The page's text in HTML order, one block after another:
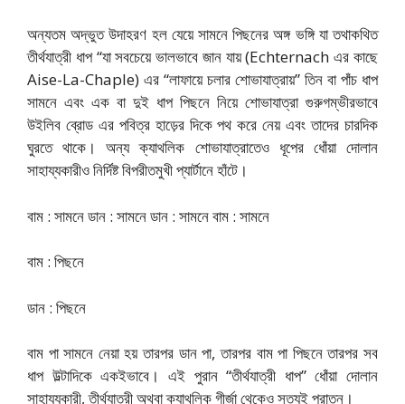
অন্যতম অদ্ভুত উদাহরণ হল যেয়ে সামনে পিছনের অঙ্গ ভঙ্গি যা তথাকথিত
তীর্থযাত্রী ধাপ “যা সবচেয়ে ভালভাবে জান যায় (Echternach এর কাছে
Aise-La-Chaple) এর “লাফায়ে চলার শোভাযাত্রায়” তিন বা পাঁচ ধাপ
সামনে এবং এক বা দুই ধাপ পিছনে নিয়ে শোভাযাত্রা গুরুগম্ভীরভাবে
উইলিব ব্রোড এর পবিত্র হাড়ের দিকে পথ করে নেয় এবং তাদের চারদিক
ঘুরতে থাকে। অন্য ক্যাথলিক শোভাযাত্রাতেও ধূপের ধোঁয়া দোলান
সাহায্যকারীও নির্দিষ্ট বিপরীতমুখী প্যার্টানে হাঁটে।
বাম : সামনে ডান : সামনে ডান : সামনে বাম : সামনে
বাম : পিছনে
ডান : পিছনে
বাম পা সামনে নেয়া হয় তারপর ডান পা, তারপর বাম পা পিছনে তারপর সব
ধাপ উল্টাদিকে একইভাবে। এই পুরান “তীর্থযাত্রী ধাপ” ধোঁয়া দোলান
সাহায্যকারী, তীর্থযাত্রী অথবা ক্যাথলিক গীর্জা থেকেও সত্যই পুরাতন।